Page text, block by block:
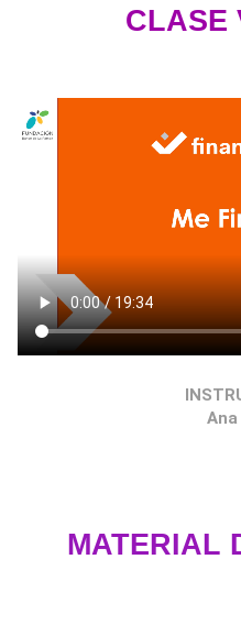
CLASE
MATERIAL